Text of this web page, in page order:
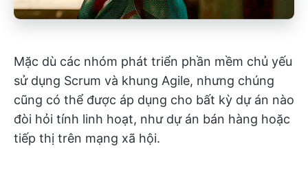
Mặc dù các nhóm phát triển phần mềm chủ yếu
sử dụng Scrum và khung Agile, nhưng chúng
cũng có thể được áp dụng cho bất kỳ dự án nào
đòi hỏi tính linh hoạt, như dự án bán hàng hoặc
tiếp thị trên mạng xã hội.